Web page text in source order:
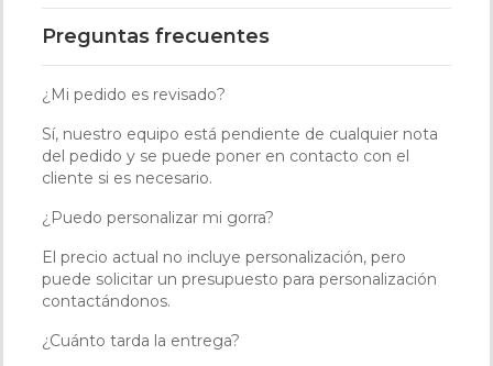
Preguntas frecuentes
¿Mi pedido es revisado?
Sí, nuestro equipo está pendiente de cualquier nota
del pedido y se puede poner en contacto con el
cliente si es necesario.
¿Puedo personalizar mi gorra?
El precio actual no incluye personalización, pero
puede solicitar un presupuesto para personalización
contactándonos.
¿Cuánto tarda la entrega?